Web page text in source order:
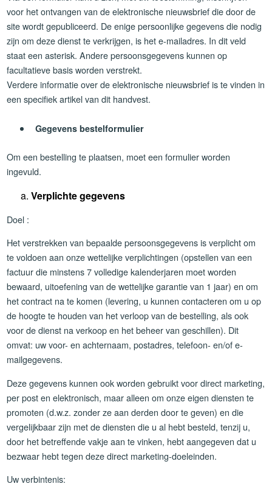
voor het ontvangen van de elektronische nieuwsbrief die door de
site wordt gepubliceerd. De enige persoonlijke gegevens die nodig
zijn om deze dienst te verkrijgen, is het e-mailadres. In dit veld
staat een asterisk. Andere persoonsgegevens kunnen op
facultatieve basis worden verstrekt.
Verdere informatie over de elektronische nieuwsbrief is te vinden in
een specifiek artikel van dit handvest.
Gegevens bestelformulier
Om een bestelling te plaatsen, moet een formulier worden
ingevuld.
Verplichte gegevens
Doel :
Het verstrekken van bepaalde persoonsgegevens is verplicht om
te voldoen aan onze wettelijke verplichtingen (opstellen van een
factuur die minstens 7 volledige kalenderjaren moet worden
bewaard, uitoefening van de wettelijke garantie van 1 jaar) en om
het contract na te komen (levering, u kunnen contacteren om u op
de hoogte te houden van het verloop van de bestelling, als ook
voor de dienst na verkoop en het beheer van geschillen). Dit
omvat: uw voor- en achternaam, postadres, telefoon- en/of e-
mailgegevens.
Deze gegevens kunnen ook worden gebruikt voor direct marketing,
per post en elektronisch, maar alleen om onze eigen diensten te
promoten (d.w.z. zonder ze aan derden door te geven) en die
vergelijkbaar zijn met de diensten die u al hebt besteld, tenzij u,
door het betreffende vakje aan te vinken, hebt aangegeven dat u
bezwaar hebt tegen deze direct marketing-doeleinden.
Uw verbintenis: